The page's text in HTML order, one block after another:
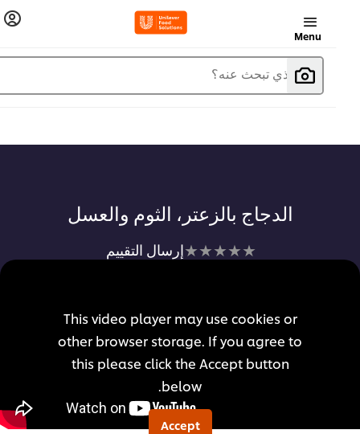
Menu
ما الذي تبحث عنه؟
الدجاج بالزعتر، الثوم والعسل
لم
أي
تقييمات
لهذا
إرسال التقييم
This video player may use cookies or
other browser storage. If you agree to
this please click the Accept button
below.
Accept